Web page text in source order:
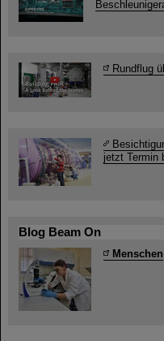
Rundflug
jetzt Termin
Blog Beam On
Menschen